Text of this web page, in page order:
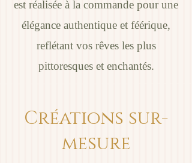
est réalisée à la commande pour une
élégance authentique et féérique,
reflétant vos rêves les plus
pittoresques et enchantés.
Créations sur-
mesure